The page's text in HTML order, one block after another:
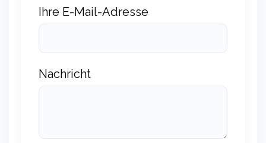
Ihre E-Mail-Adresse
Nachricht